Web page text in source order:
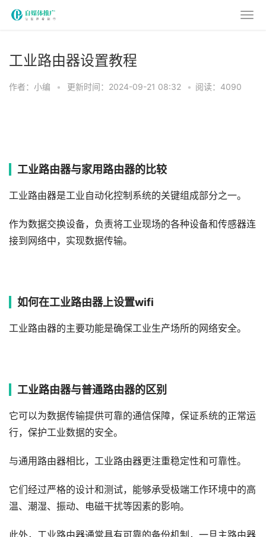
工业路由器设置教程
作者：小编 • 更新时间：2024-09-21 08:32 • 阅读：4090
工业路由器与家用路由器的比较
工业路由器是工业自动化控制系统的关键组成部分之一。
作为数据交换设备，负责将工业现场的各种设备和传感器连
接到网络中，实现数据传输。
如何在工业路由器上设置wifi
工业路由器的主要功能是确保工业生产场所的网络安全。
工业路由器与普通路由器的区别
它可以为数据传输提供可靠的通信保障，保证系统的正常运
行，保护工业数据的安全。
与通用路由器相比，工业路由器更注重稳定性和可靠性。
它们经过严格的设计和测试，能够承受极端工作环境中的高
温、潮湿、振动、电磁干扰等因素的影响。